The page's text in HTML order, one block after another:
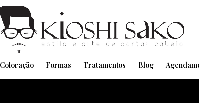
Coloração Formas Tratamentos Blog
Pensando em transformar seu Visual??
Agende pelo Whatsapp